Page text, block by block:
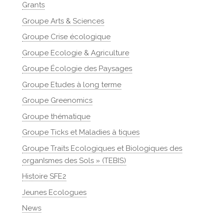
Grants
Groupe Arts & Sciences
Groupe Crise écologique
Groupe Ecologie & Agriculture
Groupe Écologie des Paysages
Groupe Etudes à long terme
Groupe Greenomics
Groupe thématique
Groupe Ticks et Maladies à tiques
Groupe Traits Ecologiques et Biologiques des
organIsmes des Sols » (TEBIS)
Histoire SFE2
Jeunes Ecologues
News